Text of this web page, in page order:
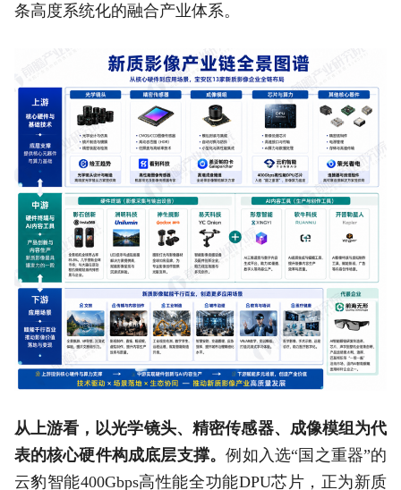
条高度系统化的融合产业体系。
从上游看，以光学镜头、精密传感器、成像模组为代
表的核心硬件构成底层支撑。例如入选“国之重器”的
云豹智能400Gbps高性能全功能DPU芯片，正为新质